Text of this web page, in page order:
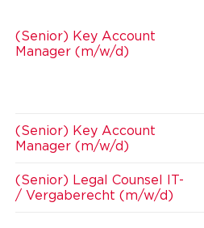
(Senior) Key Account
Manager (m/w/d)
(Senior) Key Account
Manager (m/w/d)
(Senior) Legal Counsel IT-
/ Vergaberecht (m/w/d)